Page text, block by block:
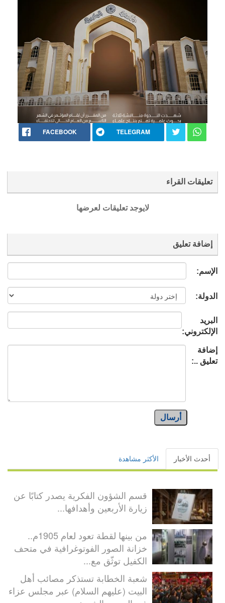
FACEBOOK TELEGRAM
تعليقات القراء
لايوجد تعليقات لعرضها
إضافة تعليق
الإسم:
الدولة:
البريد
الإلكتروني:
إضافة
تعليق ..:
أرسال
أحدث الأخبار الأكثر مشاهدة
قسم الشؤون الفكرية يصدر كتابًا عن
زيارة الأربعين وأهدافها...
من بينها لقطة تعود لعام 1905م..
خزانة الصور الفوتوغرافية في متحف
الكفيل توثّق مع...
شعبة الخطابة تستذكر مصائب أهل
البيت (عليهم السلام) عبر مجلس عزاء